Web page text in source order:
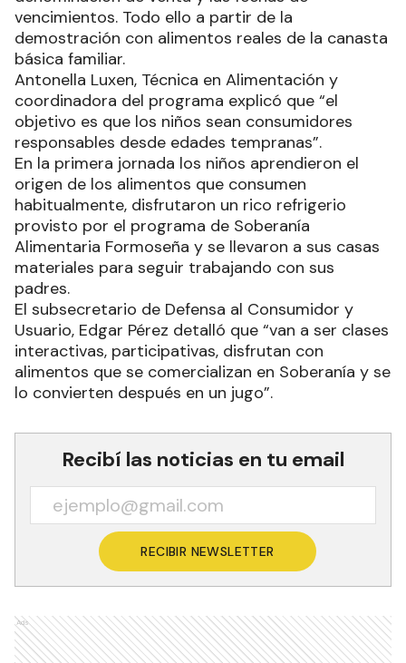
vencimientos. Todo ello a partir de la
demostración con alimentos reales de la canasta
básica familiar.
Antonella Luxen, Técnica en Alimentación y
coordinadora del programa explicó que “el
objetivo es que los niños sean consumidores
responsables desde edades tempranas”.
En la primera jornada los niños aprendieron el
origen de los alimentos que consumen
habitualmente, disfrutaron un rico refrigerio
provisto por el programa de Soberanía
Alimentaria Formoseña y se llevaron a sus casas
materiales para seguir trabajando con sus
padres.
El subsecretario de Defensa al Consumidor y
Usuario, Edgar Pérez detalló que “van a ser clases
interactivas, participativas, disfrutan con
alimentos que se comercializan en Soberanía y se
lo convierten después en un jugo”.
Recibí las noticias en tu email
RECIBIR NEWSLETTER
Ads